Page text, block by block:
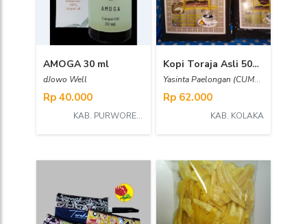
AMOGA 30 ml
dJowo Well
Rp 40.000
KAB. PURWOREJO
Kopi Toraja Asli 500gr
Yasinta Paelongan (CUMKS - TP Pomalaa)
Rp 62.000
KAB. KOLAKA